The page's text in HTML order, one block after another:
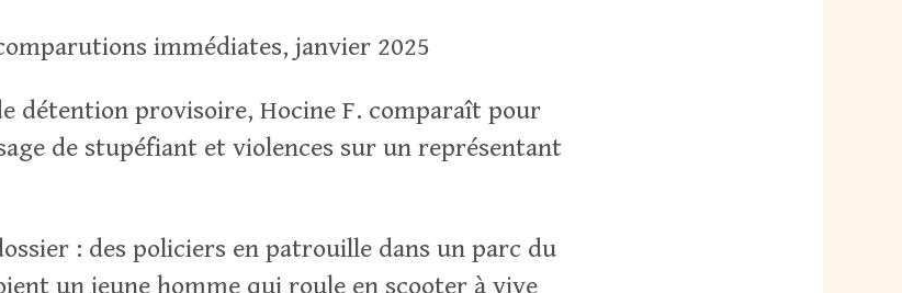
immédiates, janvier 2025
détention provisoire, Hocine F. comparaît pour
de stupéfiant et violences sur un représentant
: des policiers en patrouille dans un parc du
un jeune homme qui roule en scooter à vive